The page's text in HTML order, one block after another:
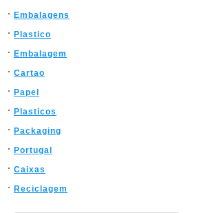
Embalagens
Plastico
Embalagem
Cartao
Papel
Plasticos
Packaging
Portugal
Caixas
Reciclagem